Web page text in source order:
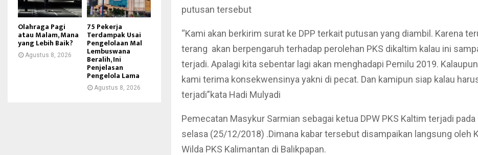
putusan tersebut
“Kami akan berkirim surat ke DPP terkait putusan yang diambil. Karena
terang akan berpengaruh terhadap perolehan PKS dikaltim kalau ini
terjadi. Apalagi kita sebentar lagi akan menghadapi Pemilu 2019.
kami terima konsekwensinya yakni di pecat. Dan kamipun siap kalau
terjadi”kata Hadi Mulyadi
Pemecatan Masykur Sarmian sebagai ketua DPW PKS Kaltim terjadi pada
selasa (25/12/2018) .Dimana kabar tersebut disampaikan langsung oleh
Wilda PKS Kalimantan di Balikpapan.
Olahraga Pagi
atau Malam, Mana
yang Lebih Baik?
Agustus 8, 2026
75 Pekerja
Terdampak Usai
Pengelolaan Mal
Lembuswana
Beralih, Ini
Penjelasan
Pengelola Lama
Agustus 8, 2026